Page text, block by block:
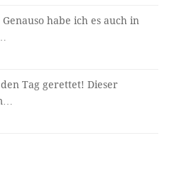
Genauso habe ich es auch in
Tag gerettet! Dieser